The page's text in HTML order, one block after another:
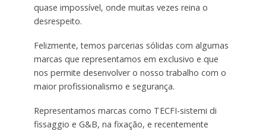
quase impossível, onde muitas vezes reina o
desrespeito.
Felizmente, temos parcerias sólidas com algumas
marcas que representamos em exclusivo e que
nos permite desenvolver o nosso trabalho com o
maior profissionalismo e segurança.
Representamos marcas como TECFI-sistemi di
fissaggio e G&B, na fixação, e recentemente